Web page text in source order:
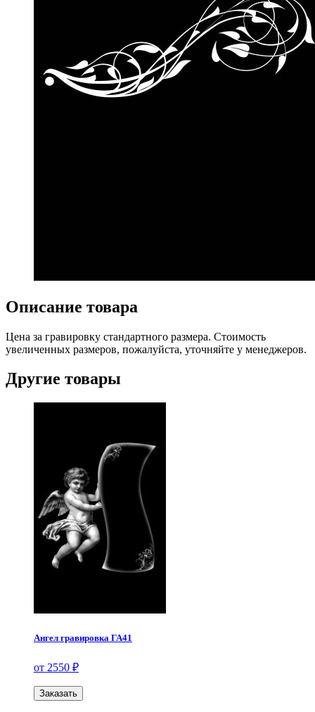
Описание товара
Цена за гравировку стандартного размера. Стоимость
увеличенных размеров, пожалуйста, уточняйте у менеджеров.
Другие товары
Ангел гравировка ГА41
от 2550 ₽
Заказать